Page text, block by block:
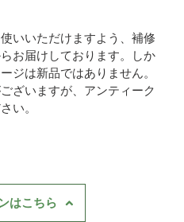
いいただけますよう、補修
お届けしております。しか
ジは新品ではありません。
ざいますが、アンティーク
い。
はこちら